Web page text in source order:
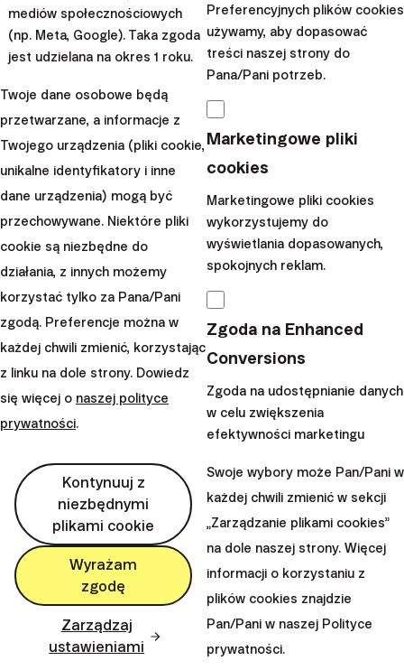
ETF. Ale czy na pewno wiesz,
czym one są? W tym
artykule...
Gučec
2024
mediów społecznościowych
(np. Meta, Google). Taka zgoda
jest udzielana na okres 1 roku.
Twoje dane osobowe będą
przetwarzane, a informacje z
Twojego urządzenia (pliki cookie,
unikalne identyfikatory i inne
dane urządzenia) mogą być
przechowywane. Niektóre pliki
cookie są niezbędne do
działania, z innych możemy
korzystać tylko za Pana/Pani
zgodą. Preferencje można w
każdej chwili zmienić, korzystając
z linku na dole strony. Dowiedz
się więcej o naszej polityce
prywatności.
Kontynuuj z
niezbędnymi
plikami cookie
Wyrażam
zgodę
Zarządzaj
ustawieniami
Preferencyjnych plików cookies
używamy, aby dopasować
treści naszej strony do
Pana/Pani potrzeb.
Marketingowe pliki
cookies
Marketingowe pliki cookies
wykorzystujemy do
wyświetlania dopasowanych,
spokojnych reklam.
Zgoda na Enhanced
Conversions
Zgoda na udostępnianie danych
w celu zwiększenia
efektywności marketingu
Swoje wybory może Pan/Pani w
każdej chwili zmienić w sekcji
„Zarządzanie plikami cookies”
na dole naszej strony. Więcej
informacji o korzystaniu z
plików cookies znajdzie
Pan/Pani w naszej Polityce
prywatności.
Finax, o.c.p., a.s., Spółka akcyjna, Oddział w Polsce
Bajkalská 19B
821 01 Bratislava
Słowacja
perm_phone_msg +48 22 104 09 08
mail client@finax.eu
Inne odnośnikikeyboard_arrow_down